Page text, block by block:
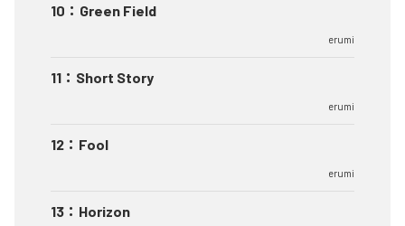
10 ： Green Field
erumi
11 ： Short Story
erumi
12 ： Fool
erumi
13 ： Horizon